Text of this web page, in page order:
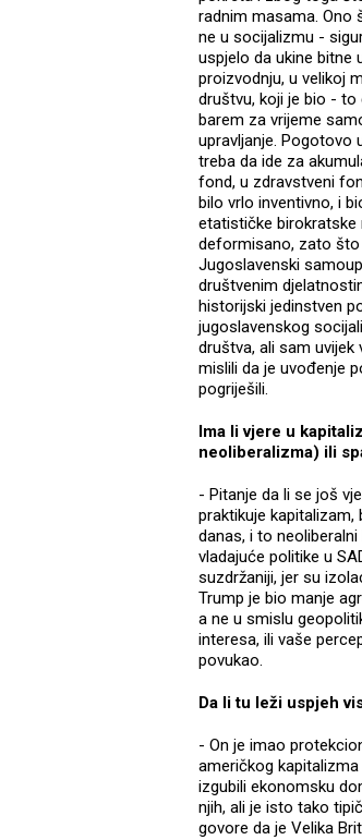
radnim masama. Ono
ne u socijalizmu -
uspjelo da ukine bitne
proizvodnju, u velikoj
društvu, koji je bio -
barem za vrijeme
upravljanje. Pogotovo
treba da ide za
fond, u zdravstveni
bilo vrlo inventivno, i
etatističke birokratske
deformisano, zato što
Jugoslavenski
društvenim
historijski jedinstven
jugoslavenskog
društva, ali sam
mislili da je uvođenje
pogriješili.
Ima li vjere u
neoliberalizma) ili
- Pitanje da li se još
praktikuje
danas, i to
vladajuće politike u
suzdržaniji, jer su
Trump je bio manje
a ne u smislu
interesa, ili vaše
povukao.
Da li tu leži uspjeh
- On je imao
američkog
izgubili ekonomsku
njih, ali je isto tako
govore da je Velika